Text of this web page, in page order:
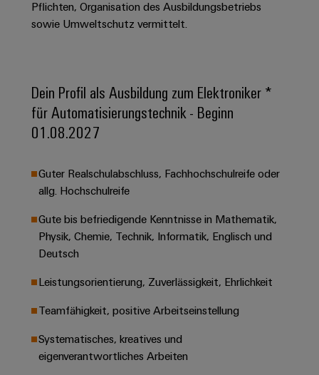
&
Gas
Lösungen
für
die
Prozessindustrie
Mehr
Ressourceneffizienz
Sonnenenergie
Schaltschrankbau
Lösungen
die
im
Schienenfahrzeuge
Automation
Industrial
Security
Industrial
Platform
easyConnect
EZA-
Regler
&
Leiterplattenklemmen
Systeme
Touch-
Panels
Engineering-
Visualisierungstools
Energiemessung
und
Smart
Industrial
AI
Remote
PSIRT
Bestellmöglichkeiten
eShop
EDI-
Schnittstelle
ALLE
Solution
Partner
Partner
-
Systemintegratoren
Messen
&
Events
Globale
&
Events
Spannende
in unseren
Pflichten, Organisation des Ausbildungsbetriebs
sowie Umweltschutz vermittelt.
Dein Profil als Ausbildung zum Elektroniker *
für Automatisierungstechnik - Beginn
01.08.2027
Guter Realschulabschluss, Fachhochschulreife oder
allg. Hochschulreife
Gute bis befriedigende Kenntnisse in Mathematik,
Physik, Chemie, Technik, Informatik, Englisch und
Deutsch
Leistungsorientierung, Zuverlässigkeit, Ehrlichkeit
Teamfähigkeit, positive Arbeitseinstellung
Systematisches, kreatives und
eigenverantwortliches Arbeiten